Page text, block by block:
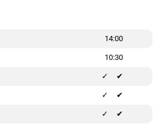
14:00
10:30
✔
✔
✔